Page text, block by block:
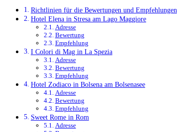
Richtlinien für die Bewertungen und Empfehlungen
Hotel Elena in Stresa am Lago Maggiore
Adresse
Bewertung
Empfehlung
I Colori di Mag in La Spezia
Adresse
Bewertung
Empfehlung
Hotel Zodiaco in Bolsena am Bolsenasee
Adresse
Bewertung
Empfehlung
Sweet Rome in Rom
Adresse